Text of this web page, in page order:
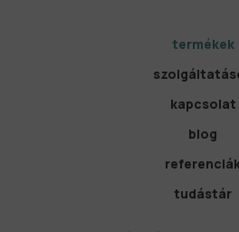
termékek
kapcsolat
blog
tudástár